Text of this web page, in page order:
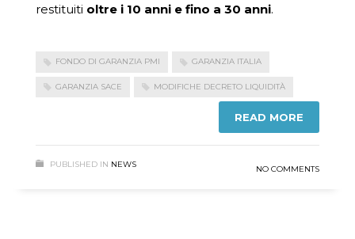
restituiti oltre i 10 anni e fino a 30 anni.
FONDO DI GARANZIA PMI GARANZIA ITALIA
GARANZIA SACE MODIFICHE DECRETO LIQUIDITÀ
READ MORE
PUBLISHED IN NEWS NO COMMENTS